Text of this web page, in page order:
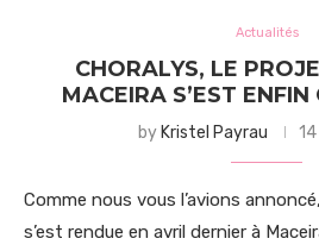
Actualités
CHORALYS, LE
MACEIRA S’EST ENFIN
by Kristel Payrau
Comme nous vous l’avions
s’est rendue en avril dernier à